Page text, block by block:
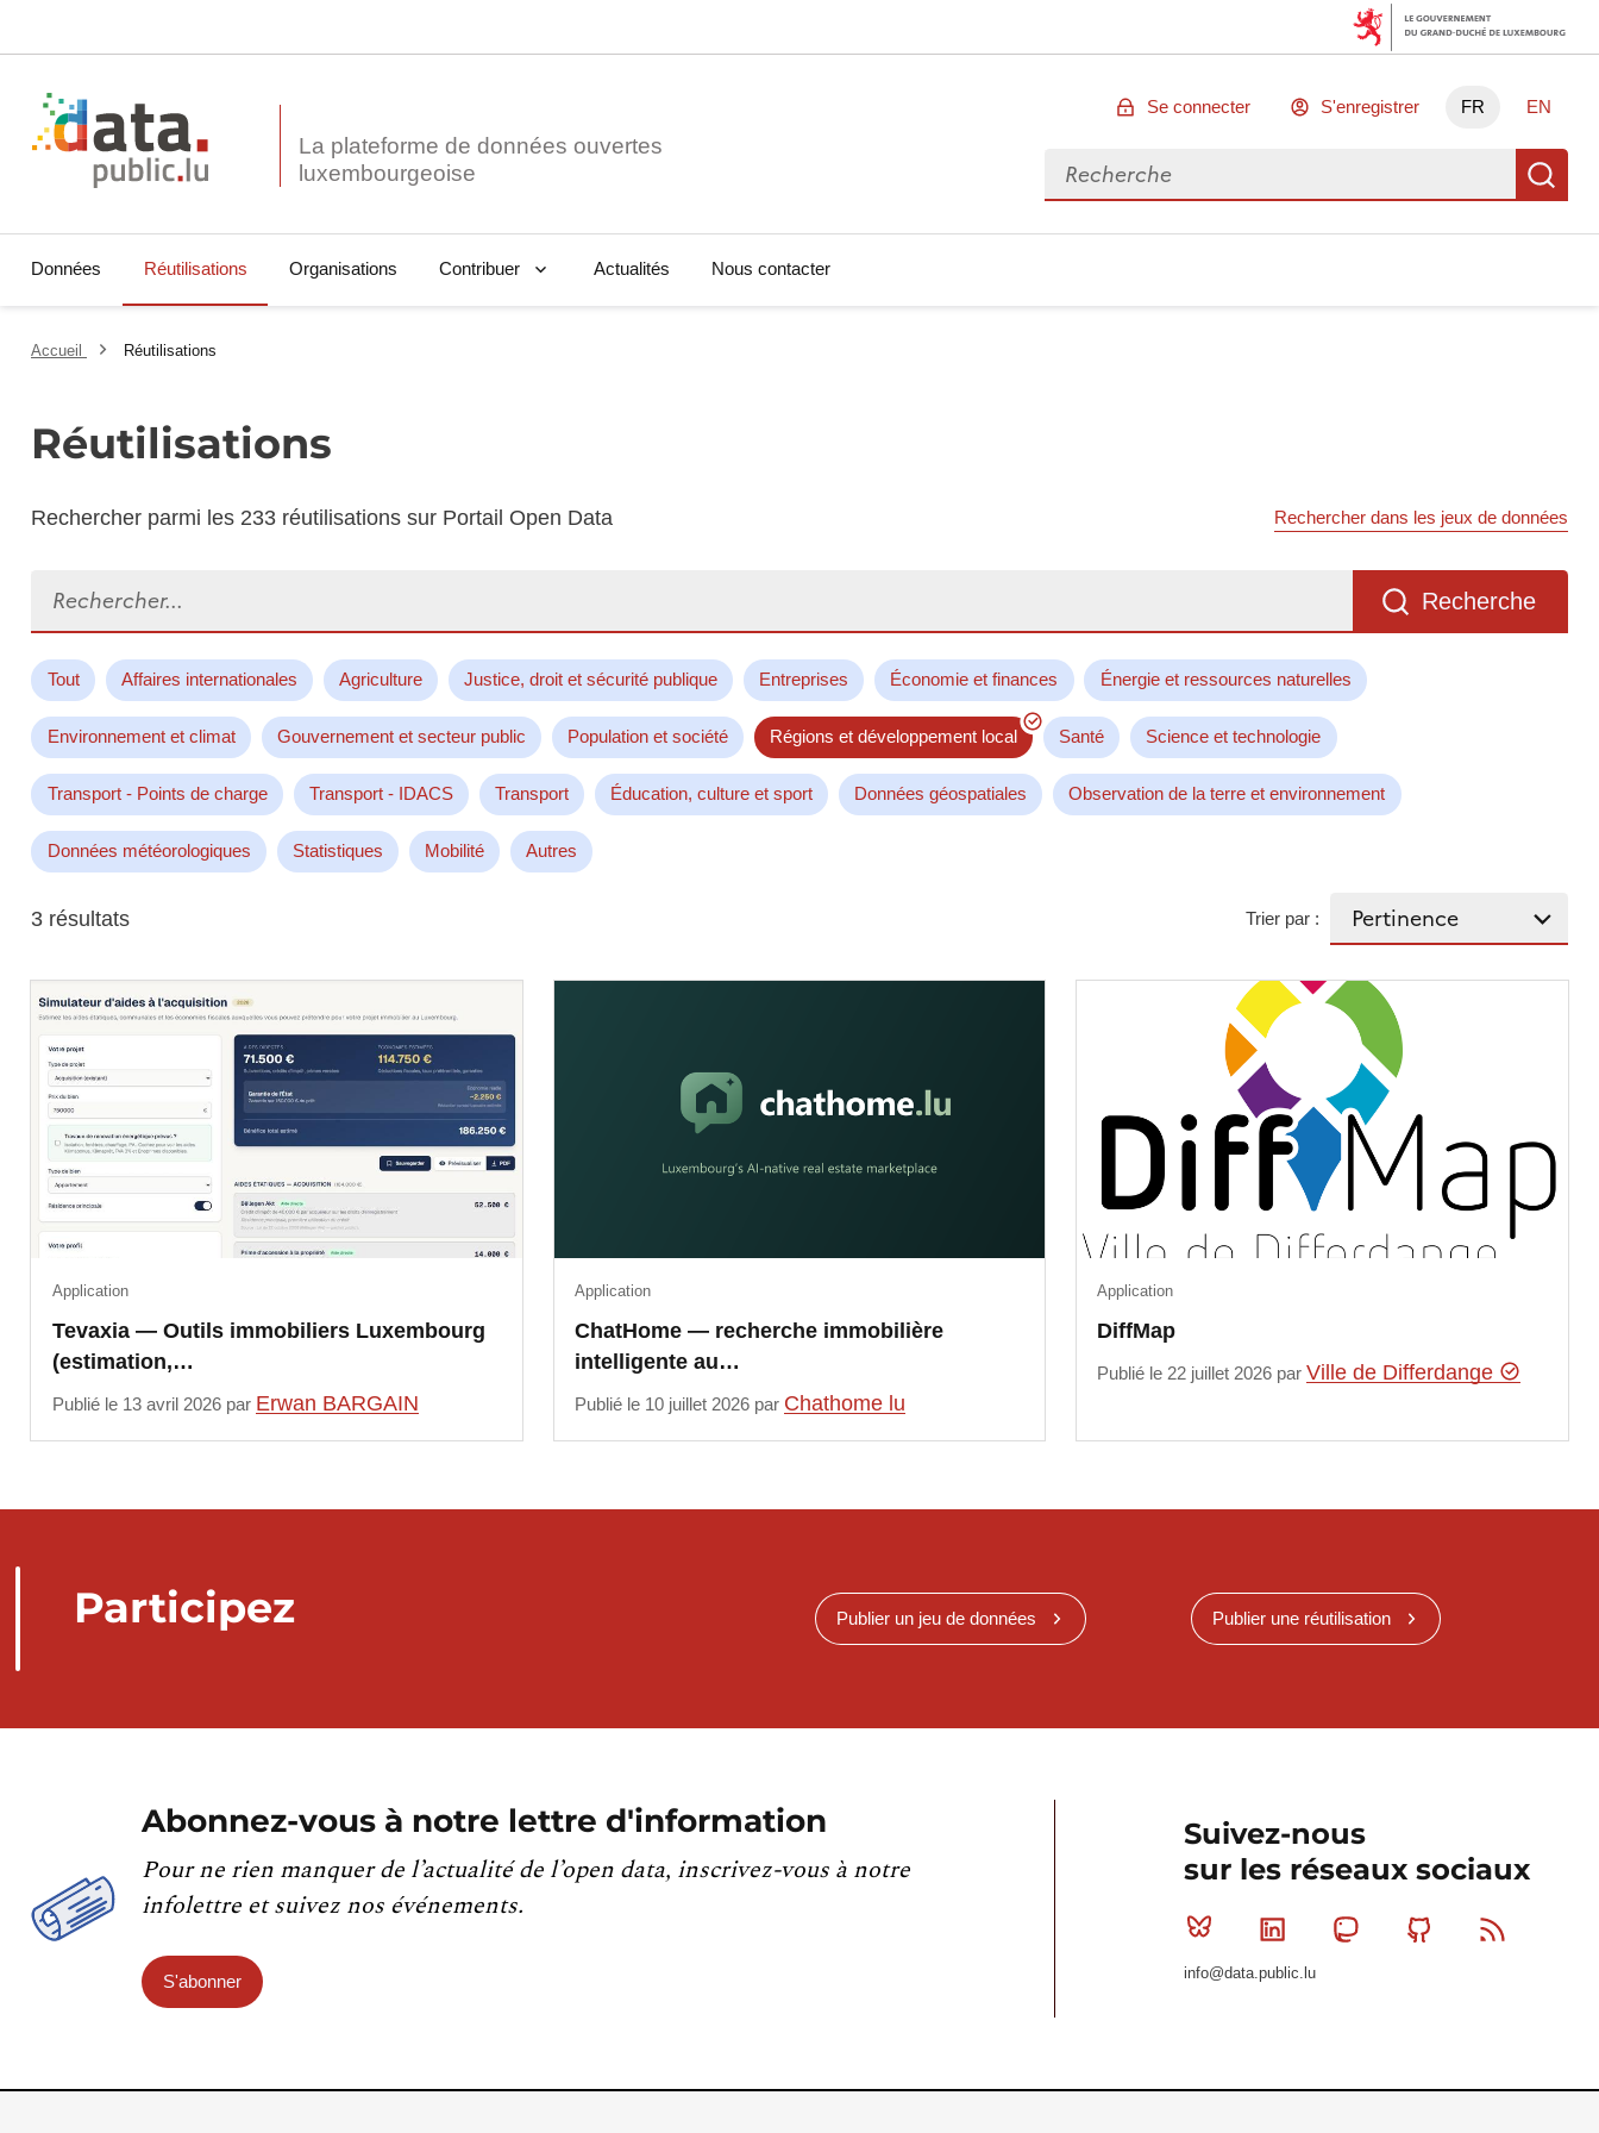
La plateforme de données ouvertes
Se connecter S'enregistrer FR EN
Rechercher des données
Données Réutilisations Organisations Contribuer Actualités Nous contacter
Accueil Réutilisations
Réutilisations
Rechercher parmi les 233 réutilisations sur Portail Open Data Rechercher dans les jeux de données
Recherche
Tout Affaires internationales Agriculture Justice, droit et sécurité publique Entreprises Économie et finances Énergie et ressources naturelles
Environnement et climat Gouvernement et secteur public Population et société Régions et développement local Santé Science et technologie
Transport - Points de charge Transport - IDACS Transport Éducation, culture et sport Données géospatiales Observation de la terre et environnement
Données météorologiques Statistiques Mobilité Autres
3 résultats Trier par :
Tevaxia — Outils immobiliers Luxembourg
(estimation,…
Application
Publié le 13 avril 2026 par Erwan BARGAIN
ChatHome — recherche immobilière
intelligente au…
Application
Publié le 10 juillet 2026 par Chathome lu
DiffMap
Application
Publié le 22 juillet 2026 parVille de Differdange
Participez Publier un jeu de données Publier une réutilisation
Abonnez-vous à notre lettre d'information
Pour ne rien manquer de l’actualité de l’open data, inscrivez-vous à notre
infolettre et suivez nos événements.
S'abonner
Suivez-nous
sur les réseaux sociaux
Bluesky Linkedin MastodonGithub
info@data.public.lu